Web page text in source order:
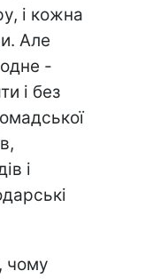
і кожна
Але
-
і без
і
чому